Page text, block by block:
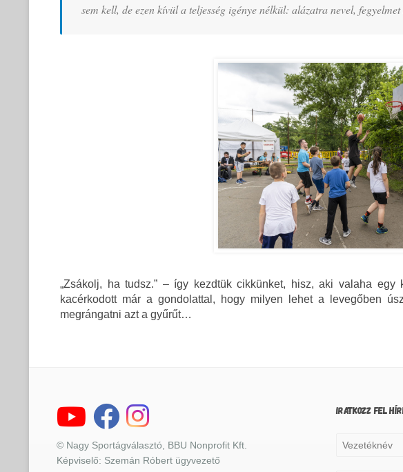
sem kell, de ezen kívül a teljesség igénye nélkül: alázatra nevel,
„Zsákolj, ha tudsz.” – így kezdtük cikkünket, hisz, aki valaha
kacérkodott már a gondolattal, hogy milyen lehet a levegőben
megrángatni azt a gyűrűt…
© Nagy Sportágválasztó, BBU Nonprofit Kft.
Képviselő: Szemán Róbert ügyvezető
IRATKOZZ FEL